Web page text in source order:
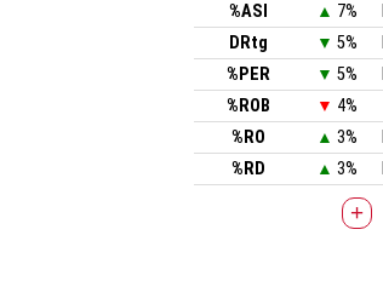
%ASI
▲ 7%
DRtg
▼ 5%
%PER
▼ 5%
%ROB
▼ 4%
%RO
▲ 3%
%RD
▲ 3%
+